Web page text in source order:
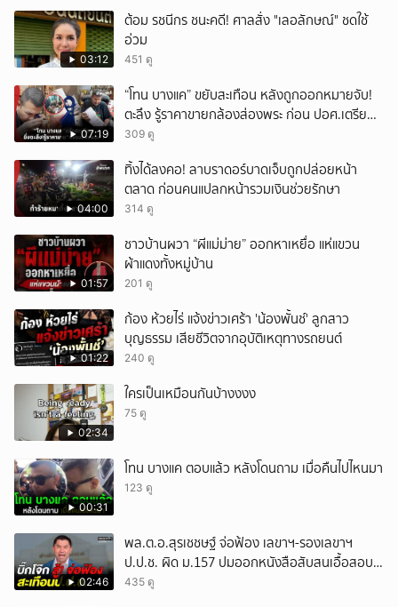
03:12
ต้อม รชนีกร ชนะคดี! ศาลสั่ง "เลอลักษณ์" ชดใช้
อ่วม
451 ดู
07:19
“โทน บางแค” ขยับสะเทือน หลังถูกออกหมายจับ!
ตะลึง รู้ราคาขายกล้องส่องพระ ก่อน ปอศ.เตรียม
บุกรวบ?
309 ดู
04:00
ทิ้งได้ลงคอ! ลาบราดอร์บาดเจ็บถูกปล่อยหน้า
ตลาด ก่อนคนแปลกหน้ารวมเงินช่วยรักษา
314 ดู
01:57
ชาวบ้านผวา “ผีแม่ม่าย” ออกหาเหยื่อ แห่แขวน
ผ้าแดงทั้งหมู่บ้าน
201 ดู
01:22
ก้อง ห้วยไร่ แจ้งข่าวเศร้า 'น้องพั้นช์' ลูกสาว
บุญธรรม เสียชีวิตจากอุบัติเหตุทางรถยนต์
240 ดู
02:34
ใครเป็นเหมือนกันบ้างงงง
75 ดู
00:31
โทน บางแค ตอบแล้ว หลังโดนถาม เมื่อคืนไปไหนมา
123 ดู
02:46
พล.ต.อ.สุรเชชษฐ์ จ่อฟ้อง เลขาฯ-รองเลขาฯ
ป.ป.ช. ผิด ม.157 ปมออกหนังสือสับสนเอื้อสอบ
คดีซ้ำซ้อน
435 ดู